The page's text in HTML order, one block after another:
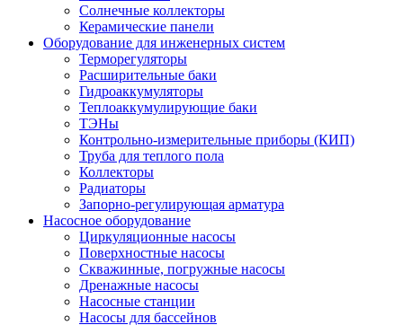
Солнечные коллекторы
Керамические панели
Оборудование для инженерных систем
Терморегуляторы
Расширительные баки
Гидроаккумуляторы
Теплоаккумулирующие баки
ТЭНы
Контрольно-измерительные приборы (КИП)
Труба для теплого пола
Коллекторы
Радиаторы
Запорно-регулирующая арматура
Насосное оборудование
Циркуляционные насосы
Поверхностные насосы
Скважинные, погружные насосы
Дренажные насосы
Насосные станции
Насосы для бассейнов